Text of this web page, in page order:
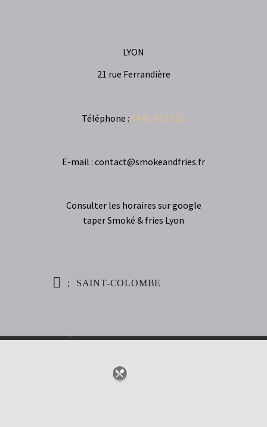
LYON
21 rue Ferrandière
Téléphone : 04 81 91 13 52
E-mail : contact@smokeandfries.fr
Consulter les horaires sur google
taper Smoké & fries Lyon
SAINT-COLOMBE